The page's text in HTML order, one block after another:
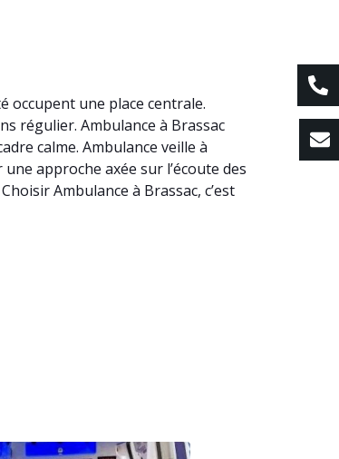
occupent une place centrale.
régulier. Ambulance à Brassac
calme. Ambulance veille à
approche axée sur l’écoute des
Ambulance à Brassac, c’est